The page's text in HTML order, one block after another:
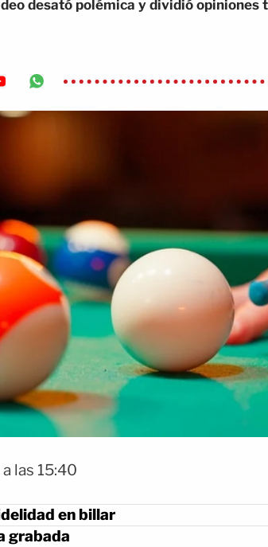
desató polémica y dividió opiniones
las 15:40
en billar
grabada